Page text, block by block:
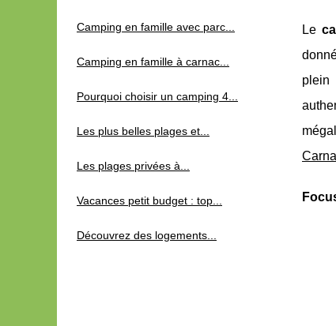
Le
plein
Camping en famille avec parc...
Camping en famille à carnac...
Pourquoi choisir un camping 4...
Les plus belles plages et...
Les plages privées à...
Vacances petit budget : top...
Découvrez des logements...